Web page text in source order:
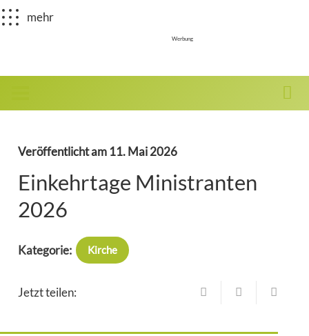
mehr
Werbung
Veröffentlicht am 11. Mai 2026
Einkehrtage Ministranten
2026
Kategorie: Kirche
Jetzt teilen: